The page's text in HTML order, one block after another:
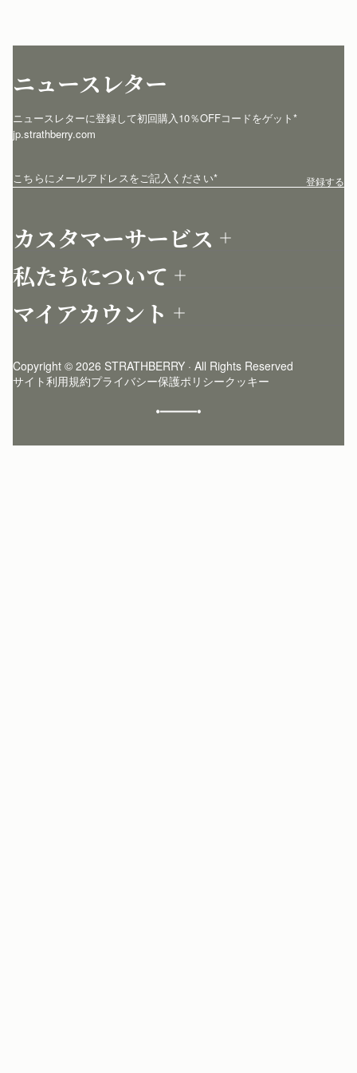
カスタマーサービス
配送について
よくあるご質問
私たちについて
ストラスベリーについて
ストラスベリー 愛用 者のスタイリング
マイアカウント
ストラスベリーインサイダー
ニュースレター
ニュースレターに登録して初回購入10％OFFコードをゲット*
jp.strathberry.com
こちらにメールアドレスをご記入ください* 登録する
Copyright © 2026 STRATHBERRY · All Rights Reserved
サイト利用規約プライバシー保護ポリシークッキー